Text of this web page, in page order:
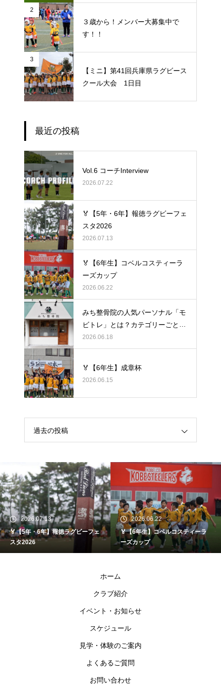
2
３歳から！メンバー大募集中で
す！！
3
【ミニ】第41回兵庫県ラグビース
クール大会 1日目
最近の投稿
Vol.6 コーチInterview
2026.07.22
🏅【5年・6年】報徳ラグビーフェ
スタ2026
2026.07.13
🏅【6年生】コベルコスティーラ
ーズカップ
2026.06.22
みち整骨院の人気パーソナル「モ
ビトレ」とは？カテゴリーごとの
ラグビーの悩みをヒントに考え
る、身体のケア
2026.06.18
🏅【6年生】成章杯
2026.06.15
過去の投稿
2026.07.13
🏅【5年・6年】報徳ラグビーフェ
スタ2026
2026.06.22
🏅【6年生】コベルコスティーラ
ーズカップ
ホーム
クラブ紹介
イベント・お知らせ
スケジュール
見学・体験のご案内
よくあるご質問
お問い合わせ